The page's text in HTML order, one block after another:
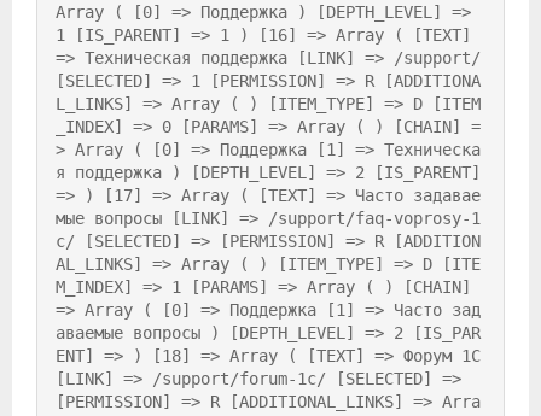
Array ( [0] => Поддержка ) [DEPTH_LEVEL] =>
1 [IS_PARENT] => 1 ) [16] => Array ( [TEXT]
=> Техническая поддержка [LINK] => /support/
[SELECTED] => 1 [PERMISSION] => R [ADDITIONA
L_LINKS] => Array ( ) [ITEM_TYPE] => D [ITEM
_INDEX] => 0 [PARAMS] => Array ( ) [CHAIN] =
> Array ( [0] => Поддержка [1] => Техническа
я поддержка ) [DEPTH_LEVEL] => 2 [IS_PARENT]
=> ) [17] => Array ( [TEXT] => Часто задавае
мые вопросы [LINK] => /support/faq-voprosy-1
c/ [SELECTED] => [PERMISSION] => R [ADDITION
AL_LINKS] => Array ( ) [ITEM_TYPE] => D [ITE
M_INDEX] => 1 [PARAMS] => Array ( ) [CHAIN]
=> Array ( [0] => Поддержка [1] => Часто зад
аваемые вопросы ) [DEPTH_LEVEL] => 2 [IS_PAR
ENT] => ) [18] => Array ( [TEXT] => Форум 1С
[LINK] => /support/forum-1c/ [SELECTED] =>
[PERMISSION] => R [ADDITIONAL_LINKS] => Arra